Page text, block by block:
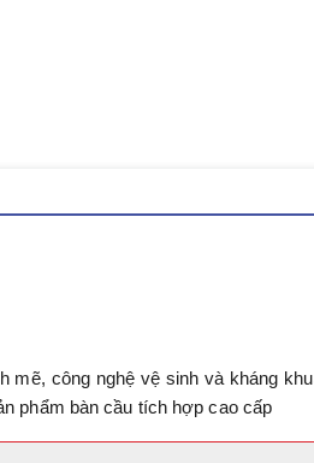
công nghệ vệ sinh và kháng
phẩm bàn cầu tích hợp cao cấp